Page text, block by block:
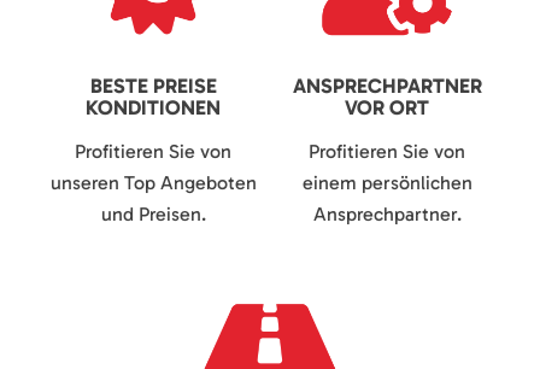
BESTE PREISE
KONDITIONEN
Profitieren Sie von
unseren Top Angeboten
und Preisen.
ANSPRECHPARTNER
VOR ORT
Profitieren Sie von
einem persönlichen
Ansprechpartner.